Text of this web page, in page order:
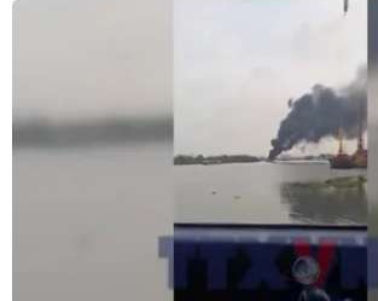
TIN CÙNG CHUYÊN MỤC
Thị trường vaccine thế giới chuyển
hướng sang người cao tuổi